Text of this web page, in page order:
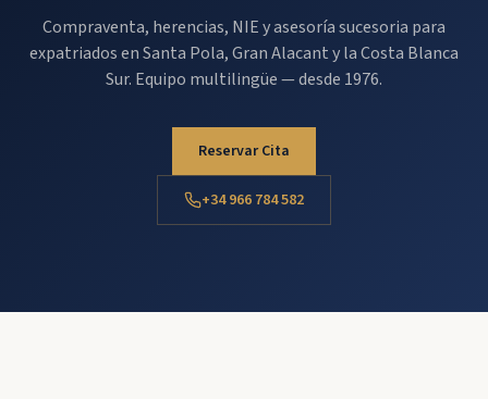
Compraventa, herencias, NIE y asesoría sucesoria para
expatriados en Santa Pola, Gran Alacant y la Costa Blanca
Sur. Equipo multilingüe — desde 1976.
Reservar Cita
+34 966 784 582